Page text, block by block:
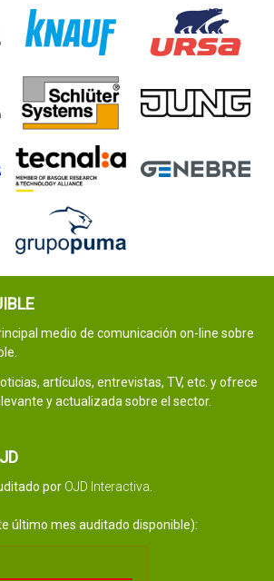
medio de comunicación on-line sobre
artículos, entrevistas, TV, etc. y ofrece
y actualizada sobre el sector.
por OJD Interactiva.
último mes auditado disponible):